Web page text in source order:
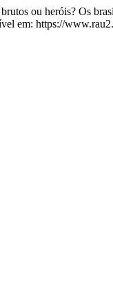
ou heróis? Os
em: https://